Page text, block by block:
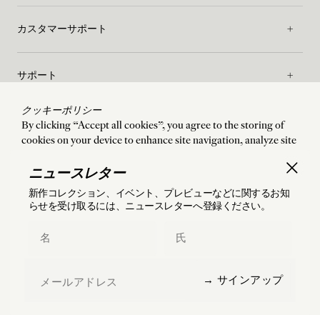
カスタマーサポート
サポート
メゾン
ご利用規約
クッキーポリシー
By clicking “Accept all cookies”, you agree to the storing of
cookies on your device to enhance site navigation, analyze site
all cookies”, you agree to the storing of cookies on your device
to enhance site navigation, analyze site usage, and assist in our
marketing efforts.
ニュースレター
新作コレクション、イベント、プレビューなどに関するお知
らせを受け取るには、ニュースレターへ登録ください。
→ サインアップ